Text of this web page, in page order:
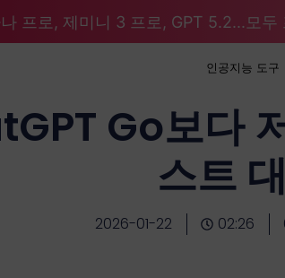
프로, 제미니 3 프로, GPT 5.2...모
인공지능 도구
Go보다
스트
2026-01-22 02:26